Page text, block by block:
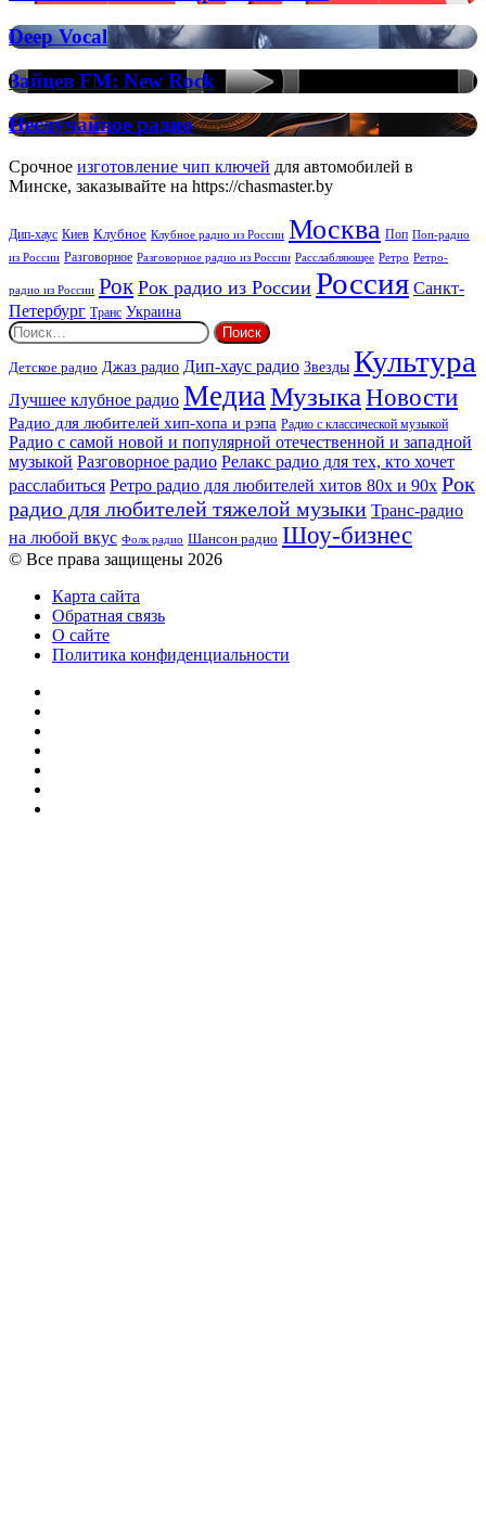
FM:
Deep
Vocal
House
Deep
Vocal
Deep Vocal
Зайцев
FM:
New
Rock
Зайцев FM: New Rock
Неслучайное
радио
Неслучайное радио
Срочное изготовление чип ключей для автомобилей в
Минске, заказывайте на https://chasmaster.by
Дип-хаус Киев Клубное Клубное радио из России Москва Поп Поп-радио
из России Разговорное Разговорное радио из России Расслабляющее Ретро Ретро-
радио из России Рок Рок радио из России Россия Санкт-
Петербург Транс Украина
Найти:
Детское радио Джаз радио Дип-хаус радио Звезды Культура
Лучшее клубное радио МедиаМузыкаНовости
Радио для любителей хип-хопа и рэпа Радио с классической музыкой
Радио с самой новой и популярной отечественной и западной
музыкой Разговорное радио Релакс радио для тех, кто хочет
расслабиться Ретро радио для любителей хитов 80х и 90х Рок
радио для любителей тяжелой музыки Транс-радио
на любой вкус Фолк радио Шансон радио Шоу-бизнес
© Все права защищены 2026
Карта сайта
Обратная связь
О сайте
Политика конфиденциальности